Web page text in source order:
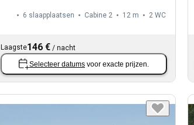
6 slaapplaatsen Cabine 2 12 m 2 WC
Laagste146 €/ nacht
Selecteer datums voor exacte prijzen.